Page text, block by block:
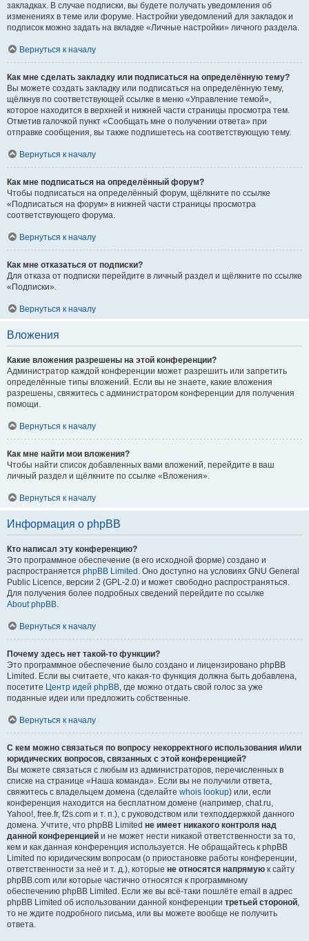
закладках. В случае подписки, вы будете получать уведомления об
изменениях в теме или форуме. Настройки уведомлений для закладок и
подписок можно задать на вкладке «Личные настройки» личного раздела.
Вернуться к началу
Как мне сделать закладку или подписаться на определённую тему?
Вы можете создать закладку или подписаться на определённую тему,
щёлкнув по соответствующей ссылке в меню «Управление темой»,
которое находится в верхней и нижней части страницы просмотра тем.
Отметив галочкой пункт «Сообщать мне о получении ответа» при
отправке сообщения, вы также подпишетесь на соответствующую тему.
Вернуться к началу
Как мне подписаться на определённый форум?
Чтобы подписаться на определённый форум, щёлкните по ссылке
«Подписаться на форум» в нижней части страницы просмотра
соответствующего форума.
Вернуться к началу
Как мне отказаться от подписки?
Для отказа от подписки перейдите в личный раздел и щёлкните по ссылке
«Подписки».
Вернуться к началу
Вложения
Какие вложения разрешены на этой конференции?
Администратор каждой конференции может разрешить или запретить
определённые типы вложений. Если вы не знаете, какие вложения
разрешены, свяжитесь с администратором конференции для получения
помощи.
Вернуться к началу
Как мне найти мои вложения?
Чтобы найти список добавленных вами вложений, перейдите в ваш
личный раздел и щёлкните по ссылке «Вложения».
Вернуться к началу
Информация о phpBB
Кто написал эту конференцию?
Это программное обеспечение (в его исходной форме) создано и
распространяется phpBB Limited . Оно доступно на условиях GNU General
Public Licence, версии 2 (GPL-2.0) и может свободно распространяться.
Для получения более подробных сведений перейдите по ссылке
About phpBB.
Вернуться к началу
Почему здесь нет такой-то функции?
Это программное обеспечение было создано и лицензировано phpBB
Limited. Если вы считаете, что какая-то функция должна быть добавлена,
посетите Центр идей phpBB, где можно отдать свой голос за уже
поданные идеи или предложить собственные.
Вернуться к началу
С кем можно связаться по вопросу некорректного использования и/или
юридических вопросов, связанных с этой конференцией?
Вы можете связаться с любым из администраторов, перечисленных в
списке на странице «Наша команда». Если вы не получили ответа,
свяжитесь с владельцем домена (сделайте whois lookup) или, если
конференция находится на бесплатном домене (например, chat.ru,
Yahoo!, free.fr, f2s.com и т. п.), с руководством или техподдержкой данного
домена. Учтите, что phpBB Limited не имеет никакого контроля над
данной конференцией и не может нести никакой ответственности за то,
кем и как данная конференция используется. Не обращайтесь к phpBB
Limited по юридическим вопросам (о приостановке работы конференции,
ответственности за неё и т. д.), которые не относятся напрямую к сайту
phpBB.com или которые частично относятся к программному
обеспечению phpBB Limited. Если же вы всё-таки пошлёте email в адрес
phpBB Limited об использовании данной конференции третьей стороной,
то не ждите подробного письма, или вы можете вообще не получить
ответа.